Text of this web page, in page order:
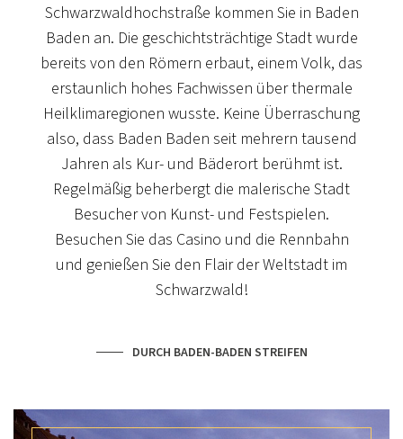
Schwarzwaldhochstraße kommen Sie in Baden
Baden an. Die geschichtsträchtige Stadt wurde
bereits von den Römern erbaut, einem Volk, das
erstaunlich hohes Fachwissen über thermale
Heilklimaregionen wusste. Keine Überraschung
also, dass Baden Baden seit mehrern tausend
Jahren als Kur- und Bäderort berühmt ist.
Regelmäßig beherbergt die malerische Stadt
Besucher von Kunst- und Festspielen.
Besuchen Sie das Casino und die Rennbahn
und genießen Sie den Flair der Weltstadt im
Schwarzwald!
DURCH BADEN-BADEN STREIFEN